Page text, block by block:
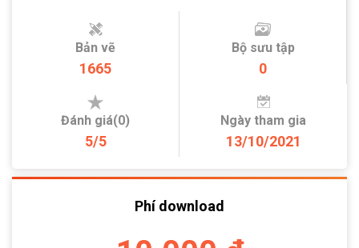
Bản vẽ
1665
Bộ sưu tập
0
Đánh giá(0)
5/5
Ngày tham gia
13/10/2021
Phí download